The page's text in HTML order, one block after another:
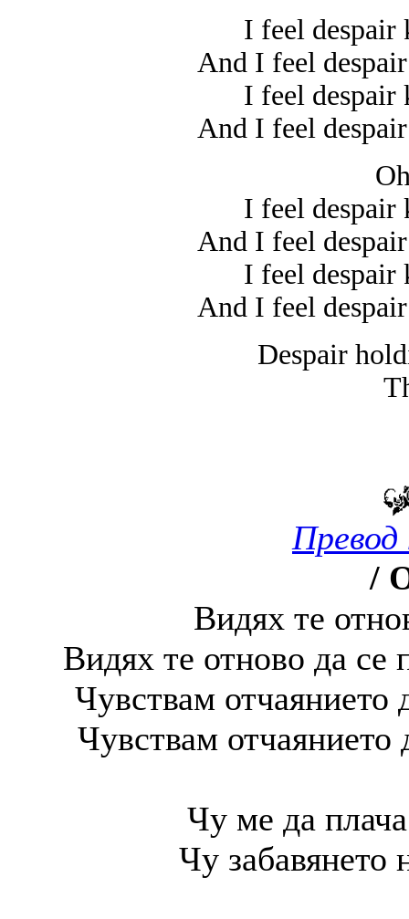
I feel despair
And I feel
I feel despair
And I feel
I feel despair
And I feel
I feel despair
And I feel
Despair
Превод
/
Видях те
Видях те отново да се
Чувствам отчаянието
Чувствам
Чу ме да
Чу забавянето